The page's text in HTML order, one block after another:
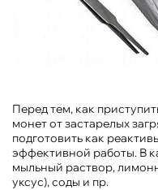
Перед тем, как
монет от застарелых
подготовить как
эффективной работы. В
мыльный раствор,
уксус), соды и пр.